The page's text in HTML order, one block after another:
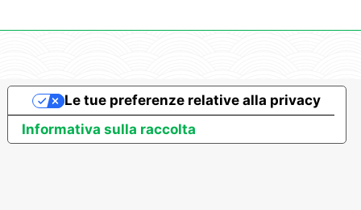
Informativa sulla raccolta
Le tue preferenze relative alla privacy